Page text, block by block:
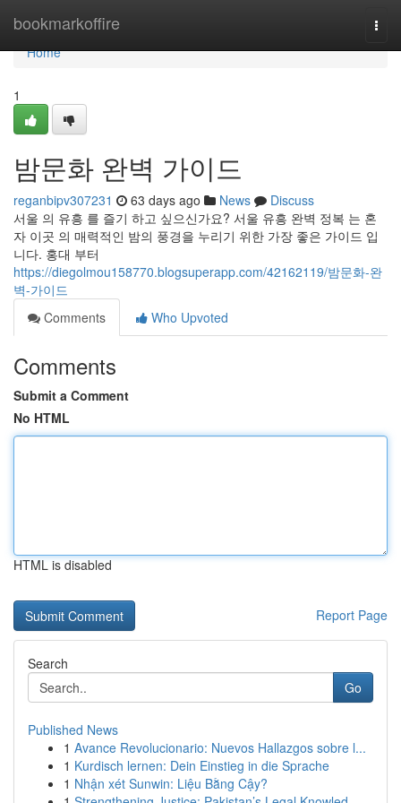
bookmarkoffire
Home
Home
1
밤문화 완벽 가이드
reganbipv307231 63 days ago News
Discuss
서울 의 유흥 를 즐기 하고 싶으신가요? 서울 유흥 완벽 정복 는 혼
자 이곳 의 매력적인 밤의 풍경을 누리기 위한 가장 좋은 가이드 입
니다. 홍대 부터
https://diegolmou158770.blogsuperapp.com/42162119/밤문화-완
벽-가이드
Comments
Who Upvoted
Comments
Submit a Comment
No HTML
HTML is disabled
Report Page
Search
Go
Published News
1 Avance Revolucionario: Nuevos Hallazgos sobre l...
1 Kurdisch lernen: Dein Einstieg in die Sprache
1 Nhận xét Sunwin: Liệu Bằng Cậy?